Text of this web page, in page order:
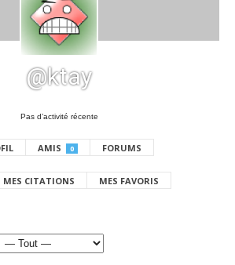
@ktay
Pas d’activité récente
AMIS 0 FORUMS
MES CITATIONS MES FAVORIS